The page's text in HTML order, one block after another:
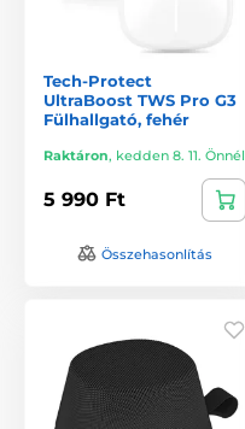
Tech-Protect
UltraBoost TWS Pro G3
Fülhallgató, fehér
Raktáron, kedden 8. 11. Önnél
5 990 Ft
Összehasonlítás